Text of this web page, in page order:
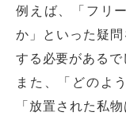
例えば、「フリ
か」といった疑
する必要があるで
また、「どのよ
「放置された私